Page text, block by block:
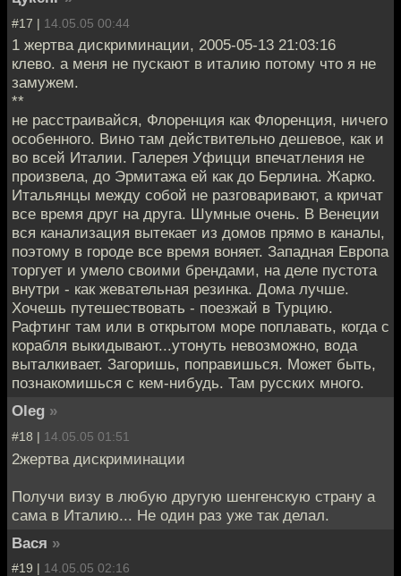
#17 | 14.05.05 00:44
1 жертва дискриминации, 2005-05-13 21:03:16
клево. а меня не пускают в италию потому что я не
замужем.
**
не расстраивайся, Флоренция как Флоренция, ничего
особенного. Вино там действительно дешевое, как и
во всей Италии. Галерея Уфицци впечатления не
произвела, до Эрмитажа ей как до Берлина. Жарко.
Итальянцы между собой не разговаривают, а кричат
все время друг на друга. Шумные очень. В Венеции
вся канализация вытекает из домов прямо в каналы,
поэтому в городе все время воняет. Западная Европа
торгует и умело своими брендами, на деле пустота
внутри - как жевательная резинка. Дома лучше.
Хочешь путешествовать - поезжай в Турцию.
Рафтинг там или в открытом море поплавать, когда с
корабля выкидывают...утонуть невозможно, вода
выталкивает. Загоришь, поправишься. Может быть,
познакомишься с кем-нибудь. Там русских много.
Oleg »
#18 | 14.05.05 01:51
2жертва дискриминации
Получи визу в любую другую шенгенскую страну а
сама в Италию... Не один раз уже так делал.
Вася »
#19 | 14.05.05 02:16